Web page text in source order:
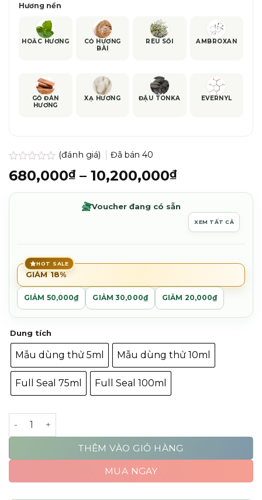
Hương nền
HOẮC HƯƠNG
CỎ HƯƠNG
BÀI
RÊU SỒI AMBROXAN
GỖ ĐÀN
HƯƠNG
XẠ HƯƠNG ĐẬU TONKA EVERNYL
Được
xếp
0.0
(đánh giá) Đã bán 40
680,000₫ – 10,200,000₫Khoảng
giá:
từ
680,000₫
đến
Voucher đang có sẵn
XEM TẤT CẢ
HOT SALE
GIẢM 18%
GIẢM 50,000₫ GIẢM 30,000₫ GIẢM 20,000₫
Dung tích
Mẫu dùng thử 5ml Mẫu dùng thử 10ml
Full Seal 75ml Full Seal 100ml
Creed Absolu Aventus số lượng
THÊM VÀO GIỎ HÀNG
MUA NGAY